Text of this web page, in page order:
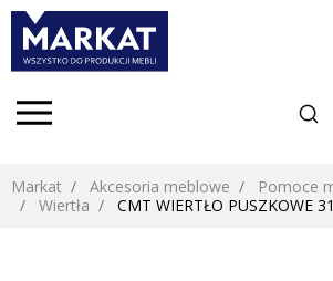
Markat Akcesoria meblowe
Pomoce
Wiertła
CMT WIERTŁO PUSZKOWE